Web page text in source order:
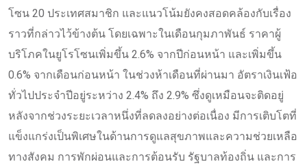
โซน 20 ประเทศสมาชิก และแนวโน้มยังคงสอดคล้องกับเรื่อง
ราวที่กล่าวไว้ข้างต้น โดยเฉพาะในเดือนกุมภาพันธ์ ราคาผู้
บริโภคในยูโรโซนเพิ่มขึ้น 2.6% จากปีก่อนหน้า และเพิ่มขึ้น
0.6% จากเดือนก่อนหน้า ในช่วงห้าเดือนที่ผ่านมา อัตราเงินเฟ้อ
ทั่วไปประจำปีอยู่ระหว่าง 2.4% ถึง 2.9% ซึ่งดูเหมือนจะติดอยู่
หลังจากช่วงระยะเวลาหนึ่งที่ลดลงอย่างต่อเนื่อง มีการเติบโตที่
แข็งแกร่งเป็นพิเศษในด้านการดูแลสุขภาพและความช่วยเหลือ
ทางสังคม การพักผ่อนและการต้อนรับ รัฐบาลท้องถิ่น และการ